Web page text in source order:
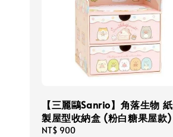
【三麗鷗Sanrio】角落生物 紙
製屋型收納盒 (粉白糖果屋款)
Regular
NT$ 900